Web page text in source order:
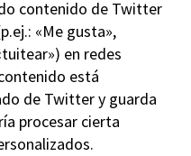
contenido de Twitter
«Me gusta»,
en redes
está
de Twitter y guarda
procesar cierta